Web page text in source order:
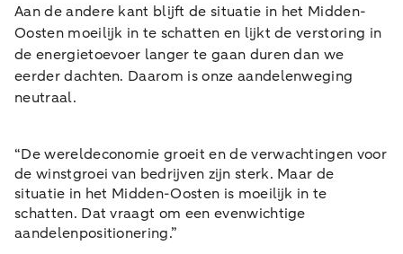
Aan de andere kant blijft de situatie in het Midden-
Oosten moeilijk in te schatten en lijkt de verstoring in
de energietoevoer langer te gaan duren dan we
eerder dachten. Daarom is onze aandelenweging
neutraal.
“De wereldeconomie groeit en de verwachtingen voor
de winstgroei van bedrijven zijn sterk. Maar de
situatie in het Midden-Oosten is moeilijk in te
schatten. Dat vraagt om een evenwichtige
aandelenpositionering.”